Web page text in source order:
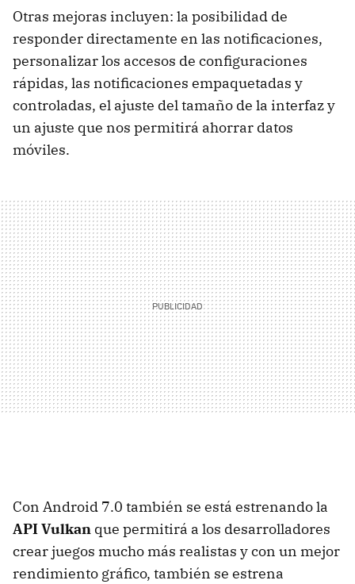
Otras mejoras incluyen: la posibilidad de
responder directamente en las notificaciones,
personalizar los accesos de configuraciones
rápidas, las notificaciones empaquetadas y
controladas, el ajuste del tamaño de la interfaz y
un ajuste que nos permitirá ahorrar datos
móviles.
Con Android 7.0 también se está estrenando la
API Vulkan que permitirá a los desarrolladores
crear juegos mucho más realistas y con un mejor
rendimiento gráfico, también se estrena